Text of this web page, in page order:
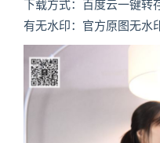
下载方式：百度云一键转
有无水印：官方原图无水